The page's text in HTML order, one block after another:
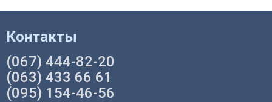
Контакты
(067) 444-82-20
(063) 433 66 61
(095) 154-46-56